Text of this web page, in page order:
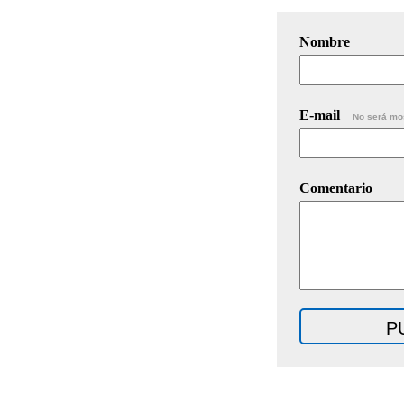
Nombre
E-mail No será
Comentario